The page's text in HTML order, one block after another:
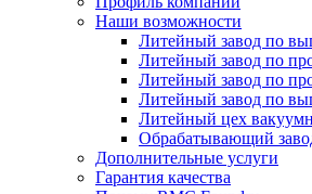
Наши возможности
Литейный завод по
Литейный завод по
Литейный завод по
Литейный завод по
Литейный цех
Обрабатывающий
Дополнительные услуги
Гарантия качества